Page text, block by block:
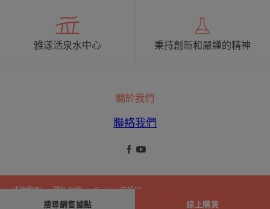
搜尋銷售據點 線上購買
雅漾活泉水中心 秉持創新和嚴謹的精神
關於我們
聯絡我們
法律聲明 隱私政策 Cookies 的設定